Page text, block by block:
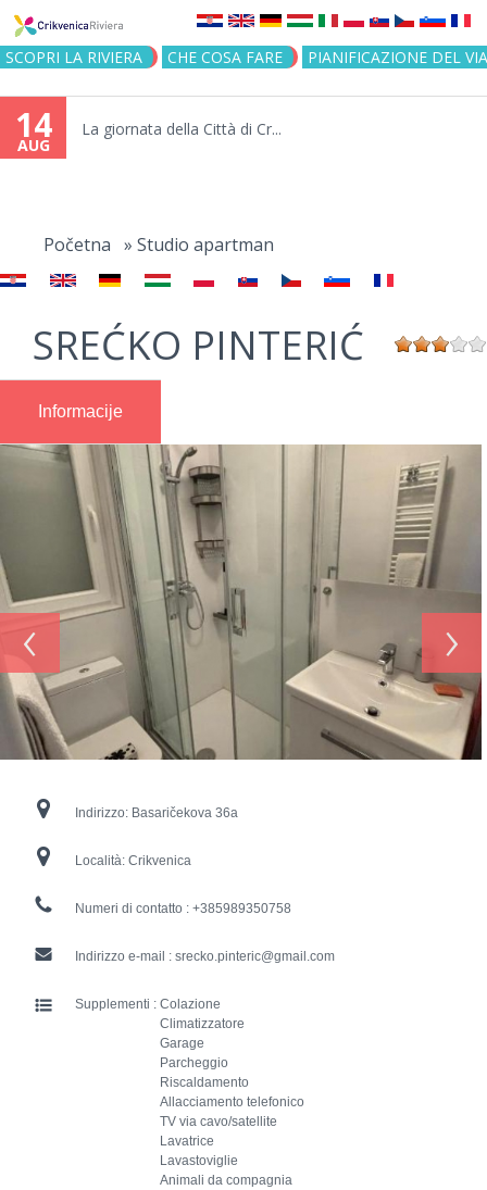
Jump to navigation
SCOPRI LA RIVIERA CHE COSA FARE PIANIFICAZIONE DEL
14
AUG
La giornata della Città di Cr...
here
Početna » Studio apartman
SREĆKO PINTERIĆ
Informacije
‹ ›
Indirizzo: Basaričekova 36a
Località: Crikvenica
Numeri di contatto : +385989350758
Indirizzo e-mail : srecko.pinteric@gmail.com
Supplementi : Colazione
Climatizzatore
Garage
Parcheggio
Riscaldamento
Allacciamento telefonico
TV via cavo/satellite
Lavatrice
Lavastoviglie
Animali da compagnia